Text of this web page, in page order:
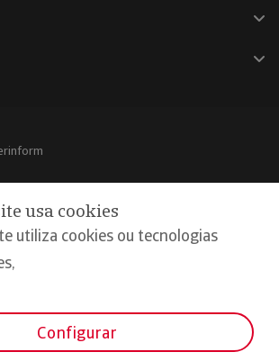
e segurança
usa cookies
utiliza cookies ou tecnologias
Configurar